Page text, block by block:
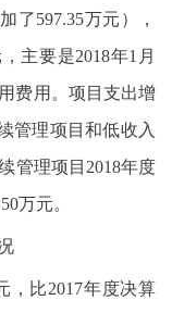
了597.35万元），
主要是2018年1月
费用。项目支出增
管理项目和低收入
管理项目2018年度
万元。
，比2017年度决算